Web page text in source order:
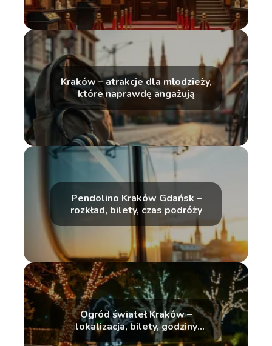
Kraków – atrakcje dla młodzieży,
które naprawdę angażują
Pendolino Kraków Gdańsk –
rozkład, bilety, czas podróży
Ogród świateł Kraków –
lokalizacja, bilety, godziny
otwarcia